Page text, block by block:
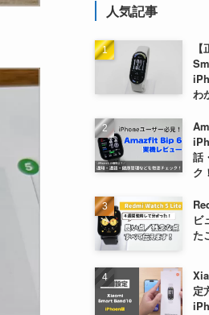
人気記事
わ
話
ク！
ビ
た
定